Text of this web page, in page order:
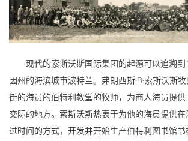
现代的索斯沃斯国际集团的起源可以追溯
因州的海滨城市波特兰。弗朗西斯·B·索斯沃斯
街的海员的伯特利教堂的牧师，为商人海员提
交际的地方。索斯沃斯热衷于为他的海员提供
过时间的方式，开发并开始生产伯特利图书馆